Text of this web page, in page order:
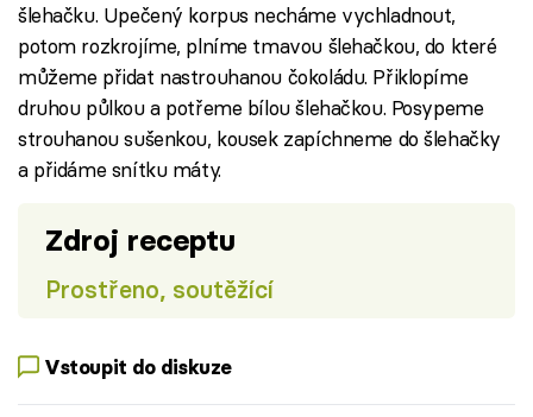
šlehačku. Upečený korpus necháme vychladnout,
potom rozkrojíme, plníme tmavou šlehačkou, do které
můžeme přidat nastrouhanou čokoládu. Přiklopíme
druhou půlkou a potřeme bílou šlehačkou. Posypeme
strouhanou sušenkou, kousek zapíchneme do šlehačky
a přidáme snítku máty.
Zdroj receptu
Prostřeno, soutěžící
Vstoupit do diskuze